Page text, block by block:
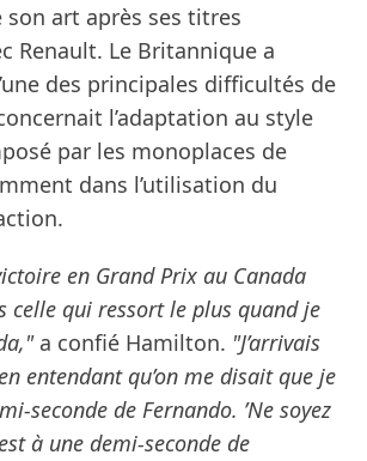
art après ses titres
Renault. Le Britannique a
des principales difficultés de
l’adaptation au style
par les monoplaces de
dans l’utilisation du
en Grand Prix au Canada
celle qui ressort le plus quand je
a confié Hamilton. "J’arrivais
entendant qu’on me disait que je
seconde de Fernando. ’Ne soyez
à une demi-seconde de